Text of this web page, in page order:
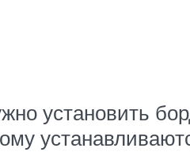
установить